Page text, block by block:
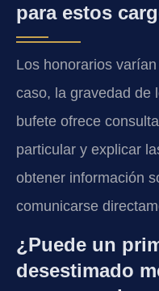
para estos
Los honorarios
caso, la gravedad de
bufete ofrece
particular y explicar
obtener información
comunicarse
¿Puede un
desestimado